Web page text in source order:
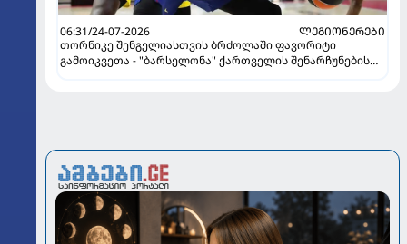
06:31/24-07-2026
ᲚᲔᲒᲘᲝᲜᲔᲠᲔᲑᲘ
თორნიკე შენგელიასთვის ბრძოლაში ფავორიტი
გამოიკვეთა - "ბარსელონა" ქართველის შენარჩუნების